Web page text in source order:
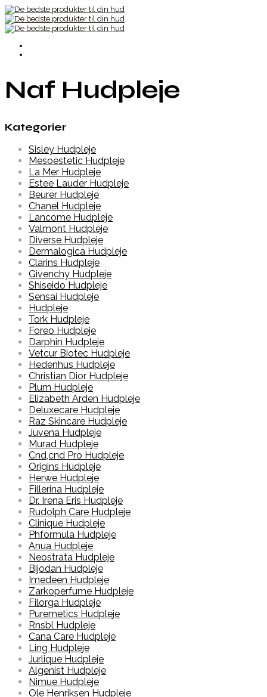
Naf Hudpleje
Kategorier
Sisley Hudpleje
Mesoestetic Hudpleje
La Mer Hudpleje
Estee Lauder Hudpleje
Beurer Hudpleje
Chanel Hudpleje
Lancome Hudpleje
Valmont Hudpleje
Diverse Hudpleje
Dermalogica Hudpleje
Clarins Hudpleje
Givenchy Hudpleje
Shiseido Hudpleje
Sensai Hudpleje
Hudpleje
Tork Hudpleje
Foreo Hudpleje
Darphin Hudpleje
Vetcur Biotec Hudpleje
Hedenhus Hudpleje
Christian Dior Hudpleje
Plum Hudpleje
Elizabeth Arden Hudpleje
Deluxecare Hudpleje
Raz Skincare Hudpleje
Juvena Hudpleje
Murad Hudpleje
Cnd,cnd Pro Hudpleje
Origins Hudpleje
Herwe Hudpleje
Fillerina Hudpleje
Dr. Irena Eris Hudpleje
Rudolph Care Hudpleje
Clinique Hudpleje
Phformula Hudpleje
Anua Hudpleje
Neostrata Hudpleje
Bijodan Hudpleje
Imedeen Hudpleje
Zarkoperfume Hudpleje
Filorga Hudpleje
Puremetics Hudpleje
Rnsbl Hudpleje
Cana Care Hudpleje
Ling Hudpleje
Jurlique Hudpleje
Algenist Hudpleje
Nimue Hudpleje
Ole Henriksen Hudpleje